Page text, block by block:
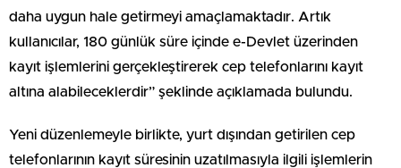
daha uygun hale getirmeyi amaçlamaktadır. Artık
kullanıcılar, 180 günlük süre içinde e-Devlet üzerinden
kayıt işlemlerini gerçekleştirerek cep telefonlarını kayıt
altına alabileceklerdir” şeklinde açıklamada bulundu.
Yeni düzenlemeyle birlikte, yurt dışından getirilen cep
telefonlarının kayıt süresinin uzatılmasıyla ilgili işlemlerin